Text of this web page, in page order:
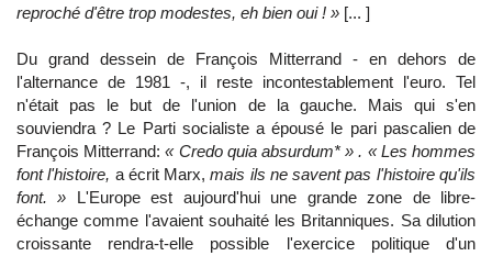
reproché d'être trop modestes, eh bien oui ! » [... ]
Du grand dessein de François Mitterrand - en dehors de
l'alternance de 1981 -, il reste incontestablement l'euro. Tel
n'était pas le but de l'union de la gauche. Mais qui s'en
souviendra ? Le Parti socialiste a épousé le pari pascalien de
François Mitterrand:« Credo quia absurdum* » . « Les hommes
font l'histoire, a écrit Marx,mais ils ne savent pas l'histoire qu'ils
font. » L'Europe est aujourd'hui une grande zone de libre-
échange comme l'avaient souhaité les Britanniques. Sa dilution
croissante rendra-t-elle possible l'exercice politique d'un